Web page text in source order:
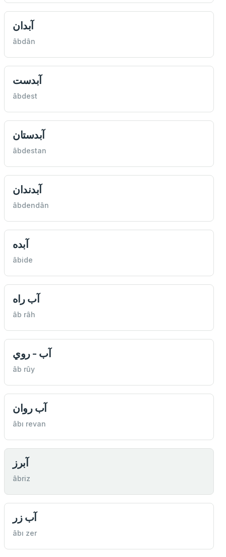
آبدان
âbdân
آبدست
âbdest
آبدستان
âbdestan
آبدندان
âbdendân
آبده
âbide
آب راه
âb râh
آب - روي
âb rûy
آب روان
âbı revan
آبرز
âbriz
آب زر
âbı zer